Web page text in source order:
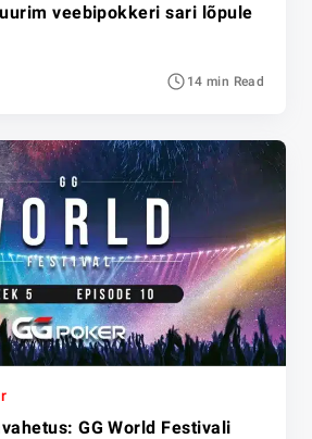
veebipokkeri sari lõpule
14 min Read
GG World Festivali